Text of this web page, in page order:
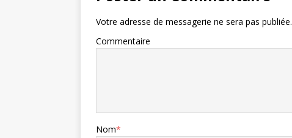
Votre adresse de messagerie ne sera pas publiée.
Commentaire
Nom*